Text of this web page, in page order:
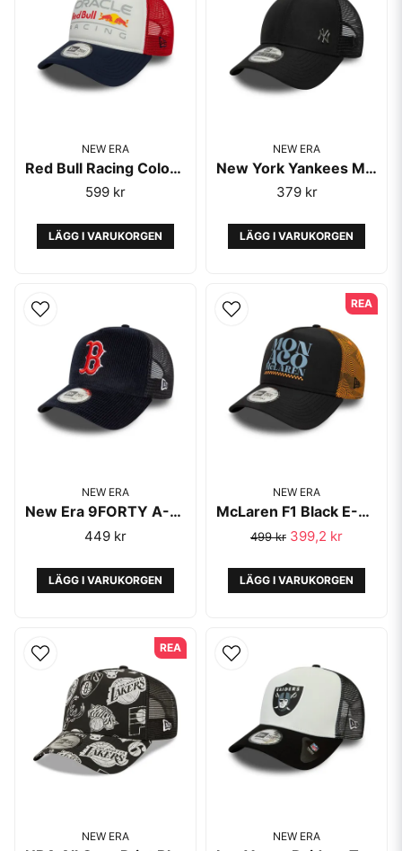
NEW ERA
Red Bull Racing Colour Block Red E-Frame Trucker - New era
599 kr
LÄGG I VARUKORGEN
NEW ERA
New York Yankees MLB Flawless Black 9FORTY Adjustable Cap - New Era
379 kr
LÄGG I VARUKORGEN
NEW ERA
New Era 9FORTY A-Frame Trucker Red Sox Navy
449 kr
LÄGG I VARUKORGEN
NEW ERA
McLaren F1 Black E-Frame Trucker - New Era
499 kr 399,2 kr
LÄGG I VARUKORGEN
REA
NEW ERA
REA
NEW ERA